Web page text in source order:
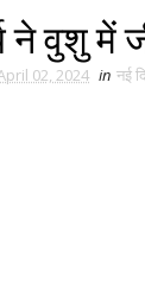
ने वुशु में
02, 2024 in नई